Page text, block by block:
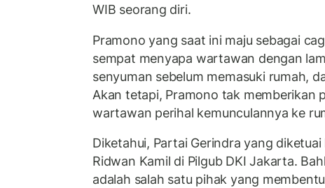
WIB seorang diri.
Pramono yang saat ini maju sebagai
sempat menyapa wartawan dengan
senyuman sebelum memasuki rumah,
Akan tetapi, Pramono tak memberikan
wartawan perihal kemunculannya ke
Diketahui, Partai Gerindra yang
Ridwan Kamil di Pilgub DKI Jakarta.
adalah salah satu pihak yang